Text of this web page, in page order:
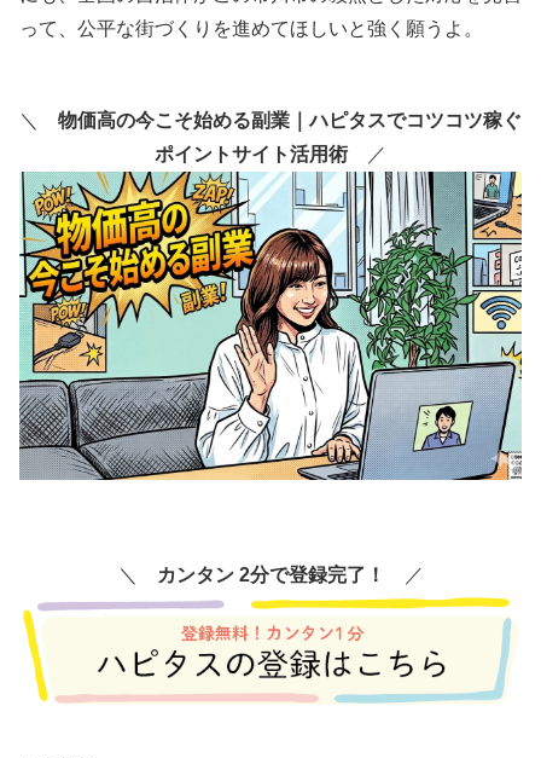
って、公平な街づくりを進めてほしいと強く願うよ。
＼ 物価高の今こそ始める副業｜ハピタスでコツコツ稼ぐ
ポイントサイト活用術 ／
＼ カンタン 2分で登録完了！ ／